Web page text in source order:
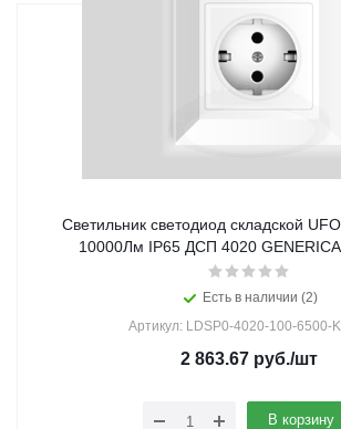
Светильник светодиод складской
10000Лм IP65 ДСП 4020
Есть в наличии (2)
Артикул: LDSP0-4020-100-6500-
2 863.67 руб./шт
В корзину